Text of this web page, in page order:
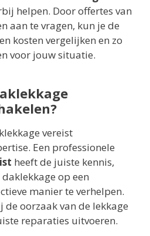
helpen. Door offertes van
aan te vragen, kun je de
kosten vergelijken en zo
voor jouw situatie.
vereist
Een professionele
heeft de juiste kennis,
op een
manier te verhelpen.
de oorzaak van de lekkage
reparaties uitvoeren.